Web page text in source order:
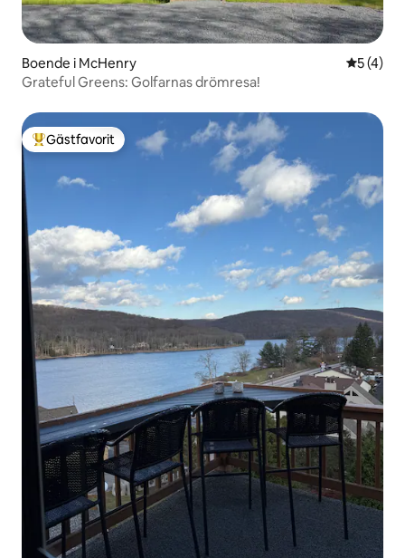
Boende i McHenry 5 av 5 i
5 (4)
Grateful Greens: Golfarnas drömresa!
Populär gästfavorit
Gästfavorit